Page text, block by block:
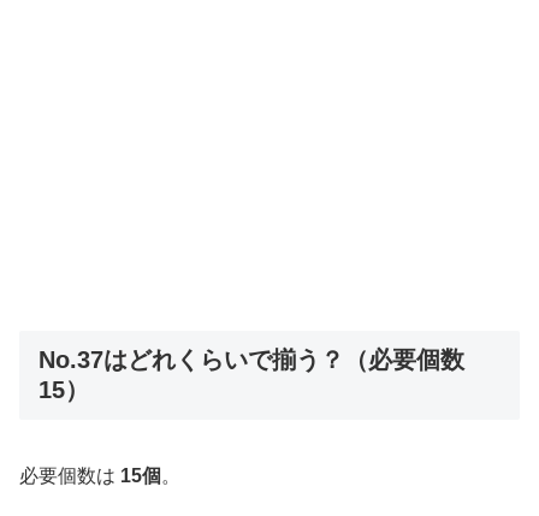
No.37はどれくらいで揃う？（必要個数
15）
必要個数は 15個 。